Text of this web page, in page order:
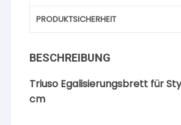
PRODUKTSICHERHEIT
BESCHREIBUNG
Triuso Egalisierungsbrett für
cm